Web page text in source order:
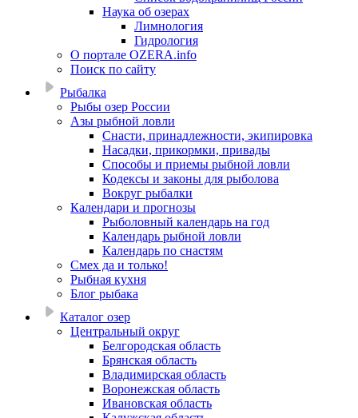
Наука об озерах
Лимнология
Гидрология
О портале OZERA.info
Поиск по сайту
Рыбалка
Рыбы озер России
Азы рыбной ловли
Снасти, принадлежности, экипировка
Насадки, прикормки, привады
Способы и приемы рыбной ловли
Кодексы и законы для рыболова
Вокруг рыбалки
Календари и прогнозы
Рыболовный календарь на год
Календарь рыбной ловли
Календарь по снастям
Смех да и только!
Рыбная кухня
Блог рыбака
Каталог озер
Центральный округ
Белгородская область
Брянская область
Владимирская область
Воронежская область
Ивановская область